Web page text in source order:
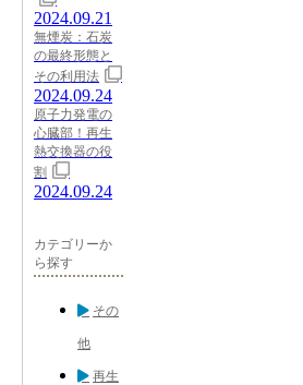
2024.09.21
無煙炭：石炭
の最終形態と
その利用法
2024.09.24
原子力発電の
心臓部！再生
熱交換器の役
割
2024.09.24
カテゴリーか
ら探す
その
他
再生